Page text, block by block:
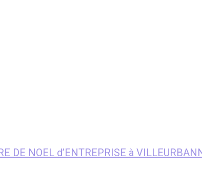
DE NOEL d’ENTREPRISE à